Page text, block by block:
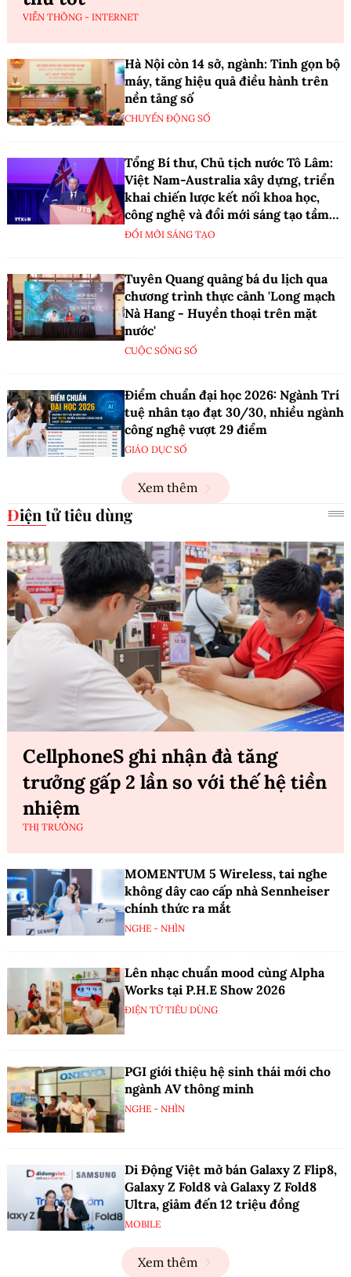
VIỄN THÔNG - INTERNET
Hà Nội còn 14 sở, ngành: Tinh gọn bộ
máy, tăng hiệu quả điều hành trên
nền tảng số
CHUYỂN ĐỘNG SỐ
Tổng Bí thư, Chủ tịch nước Tô Lâm:
Việt Nam-Australia xây dựng, triển
khai chiến lược kết nối khoa học,
công nghệ và đổi mới sáng tạo tầm
nhìn dài hạn
ĐỔI MỚI SÁNG TẠO
Tuyên Quang quảng bá du lịch qua
chương trình thực cảnh 'Long mạch
Nà Hang - Huyền thoại trên mặt
nước'
CUỘC SỐNG SỐ
Điểm chuẩn đại học 2026: Ngành Trí
tuệ nhân tạo đạt 30/30, nhiều ngành
công nghệ vượt 29 điểm
GIÁO DỤC SỐ
Xem thêm
Điện tử tiêu dùng
CellphoneS ghi nhận đà tăng
trưởng gấp 2 lần so với thế hệ tiền
nhiệm
THỊ TRƯỜNG
MOMENTUM 5 Wireless, tai nghe
không dây cao cấp nhà Sennheiser
chính thức ra mắt
NGHE - NHÌN
Lên nhạc chuẩn mood cùng Alpha
Works tại P.H.E Show 2026
ĐIỆN TỬ TIÊU DÙNG
PGI giới thiệu hệ sinh thái mới cho
ngành AV thông minh
NGHE - NHÌN
Di Động Việt mở bán Galaxy Z Flip8,
Galaxy Z Fold8 và Galaxy Z Fold8
Ultra, giảm đến 12 triệu đồng
MOBILE
Xem thêm